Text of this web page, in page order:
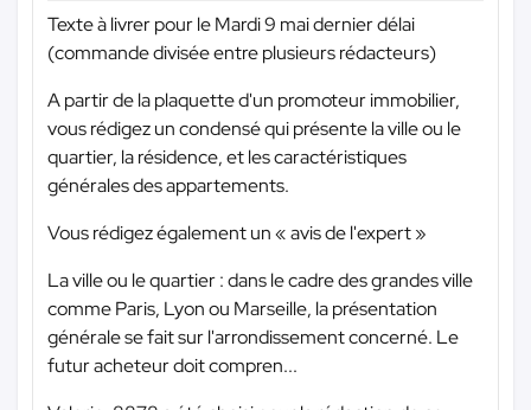
Texte à livrer pour le Mardi 9 mai dernier délai
(commande divisée entre plusieurs rédacteurs)
A partir de la plaquette d'un promoteur immobilier,
vous rédigez un condensé qui présente la ville ou le
quartier, la résidence, et les caractéristiques
générales des appartements.
Vous rédigez également un « avis de l'expert »
La ville ou le quartier : dans le cadre des grandes ville
comme Paris, Lyon ou Marseille, la présentation
générale se fait sur l'arrondissement concerné. Le
futur acheteur doit compren...